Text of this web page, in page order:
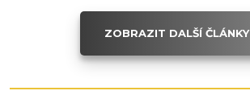
ZOBRAZIT DALŠÍ ČLÁNKY